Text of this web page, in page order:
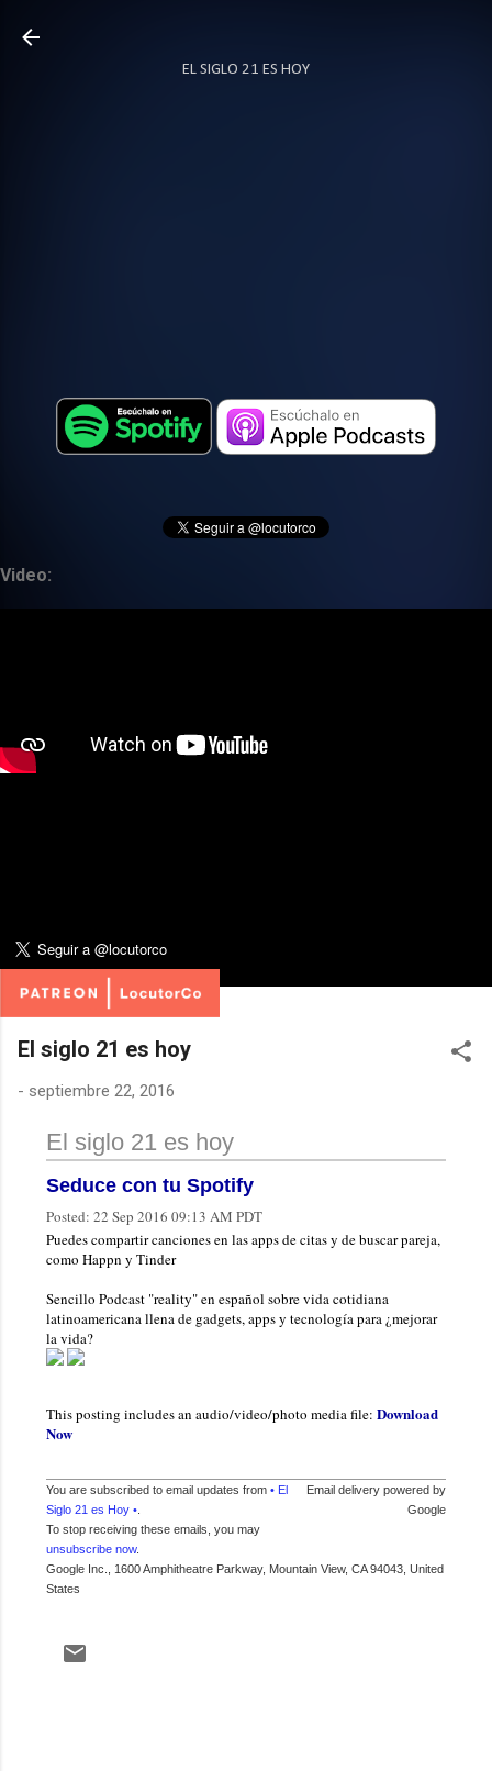
EL SIGLO 21 ES HOY
Video:
El siglo 21 es hoy
- septiembre 22, 2016
El siglo 21 es hoy
Seduce con tu Spotify
Posted: 22 Sep 2016 09:13 AM PDT
Puedes compartir canciones en las apps de citas y de buscar pareja,
como Happn y Tinder
Sencillo Podcast "reality" en español sobre vida cotidiana
latinoamericana llena de gadgets, apps y tecnología para ¿mejorar
la vida?
This posting includes an audio/video/photo media file: Download
Now
You are subscribed to email updates from • El
Siglo 21 es Hoy •
To stop receiving these emails, you may
unsubscribe now.
Email delivery powered by
Google
Google Inc., 1600 Amphitheatre Parkway, Mountain View, CA 94043, United
States